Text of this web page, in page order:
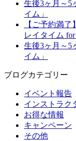
生後3ヶ月～5
イム」
【ご予約満
レイタイム for
生後3ヶ月～5
イム」
ブログカテゴリー
イベント報告
インストラク
お得な情報
キャンペーン
その他